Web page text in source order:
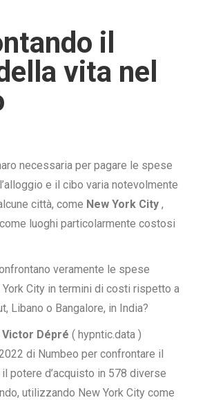
il
vita nel
necessaria per pagare le spese
e il cibo varia notevolmente
città, come New York City ,
luoghi particolarmente costosi
veramente le spese
City in termini di costi rispetto a
Libano o Bangalore, in India?
Victor Dépré ( hypntic.data )
di Numbeo per confrontare il
potere d’acquisto in 578 diverse
utilizzando New York City come